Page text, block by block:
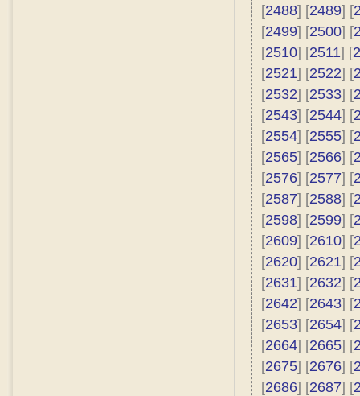
[2488] [2489] [
[2499] [2500] [
[2510] [2511] [
[2521] [2522] [
[2532] [2533] [
[2543] [2544] [
[2554] [2555] [
[2565] [2566] [
[2576] [2577] [
[2587] [2588] [
[2598] [2599] [
[2609] [2610] [
[2620] [2621] [
[2631] [2632] [
[2642] [2643] [
[2653] [2654] [
[2664] [2665] [
[2675] [2676] [
[2686] [2687] [